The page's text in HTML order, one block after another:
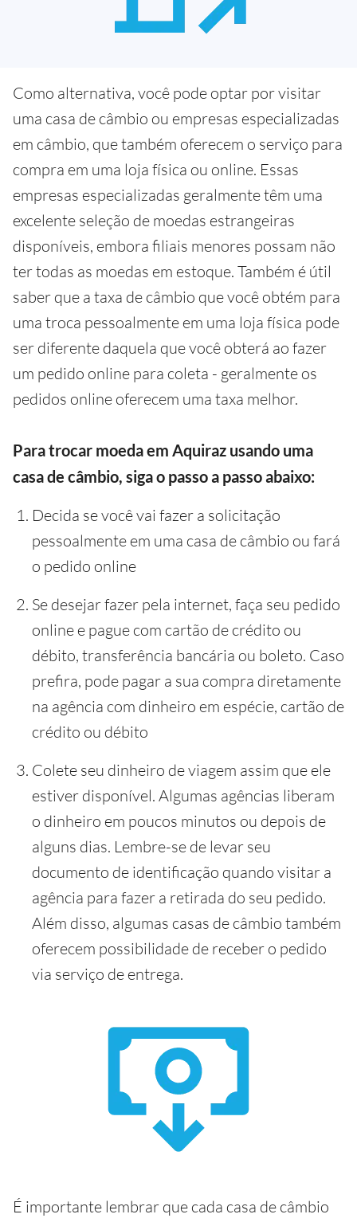
Como alternativa, você pode optar por visitar
uma casa de câmbio ou empresas especializadas
em câmbio, que também oferecem o serviço para
compra em uma loja física ou online. Essas
empresas especializadas geralmente têm uma
excelente seleção de moedas estrangeiras
disponíveis, embora filiais menores possam não
ter todas as moedas em estoque. Também é útil
saber que a taxa de câmbio que você obtém para
uma troca pessoalmente em uma loja física pode
ser diferente daquela que você obterá ao fazer
um pedido online para coleta - geralmente os
pedidos online oferecem uma taxa melhor.
Para trocar moeda em Aquiraz usando uma
casa de câmbio, siga o passo a passo abaixo:
Decida se você vai fazer a solicitação
pessoalmente em uma casa de câmbio ou fará
o pedido online
Se desejar fazer pela internet, faça seu pedido
online e pague com cartão de crédito ou
débito, transferência bancária ou boleto. Caso
prefira, pode pagar a sua compra diretamente
na agência com dinheiro em espécie, cartão de
crédito ou débito
Colete seu dinheiro de viagem assim que ele
estiver disponível. Algumas agências liberam
o dinheiro em poucos minutos ou depois de
alguns dias. Lembre-se de levar seu
documento de identificação quando visitar a
agência para fazer a retirada do seu pedido.
Além disso, algumas casas de câmbio também
oferecem possibilidade de receber o pedido
via serviço de entrega.
É importante lembrar que cada casa de câmbio